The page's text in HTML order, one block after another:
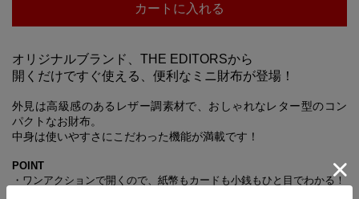
カートに入れる
オリジナルブランド、THE EDITORSから
開くだけですぐ使える、便利なミニ財布が登場！
外見は高級感のあるレザー調素材で、おしゃれなレター型のコン
パクトなお財布。
中身は使いやすさにこだわった機能が満載です！
POINT
・ワンアクションで開くので、紙幣もカードも小銭もひと目でわかる！